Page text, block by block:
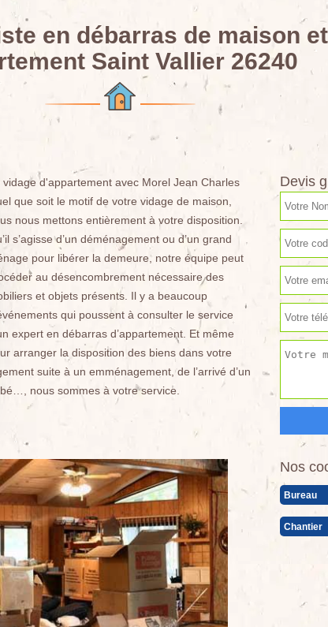
en débarras de maison et
Saint Vallier 26240
vidage d'appartement avec Morel Jean Charles
que soit le motif de votre vidage de maison,
nous mettons entièrement à votre disposition.
s’agisse d’un déménagement ou d’un grand
pour libérer la demeure, notre équipe peut
au désencombrement nécessaire des
et objets présents. Il y a beaucoup
qui poussent à consulter le service
expert en débarras d’appartement. Et même
arranger la disposition des biens dans votre
suite à un emménagement, de l’arrivé d’un
nous sommes à votre service.
Devis
Nos
Bureau
Chantier